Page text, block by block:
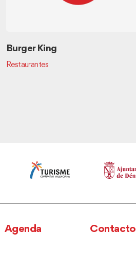
Burger King
Restaurantes
Agenda Contacto